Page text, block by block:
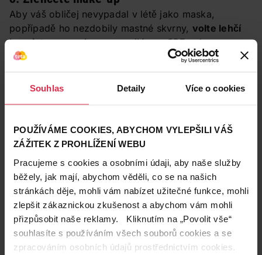
Souhlas Detaily Více o cookies
POUŽÍVÁME COOKIES, ABYCHOM VYLEPŠILI VÁŠ
ZÁŽITEK Z PROHLÍŽENÍ WEBU
Pracujeme s cookies a osobními údaji, aby naše služby
běžely, jak mají, abychom věděli, co se na našich
stránkách děje, mohli vám nabízet užitečné funkce, mohli
zlepšit zákaznickou zkušenost a abychom vám mohli
přizpůsobit naše reklamy. Kliknutím na „Povolit vše“
souhlasíte s používáním všech souborů cookies a se
zpracováním osobních údajů prostřednictvím cookies.
Aby váš obličej nevypadal v létě jako maska,
popřípadě ho nezdobily mastné skvrny, volte lehčí
konzistence make-upu, nejlépe s SPF ochranou.
Místo hutných krémových
a minerálních make-upů